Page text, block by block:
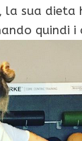
sua dieta
quindi i